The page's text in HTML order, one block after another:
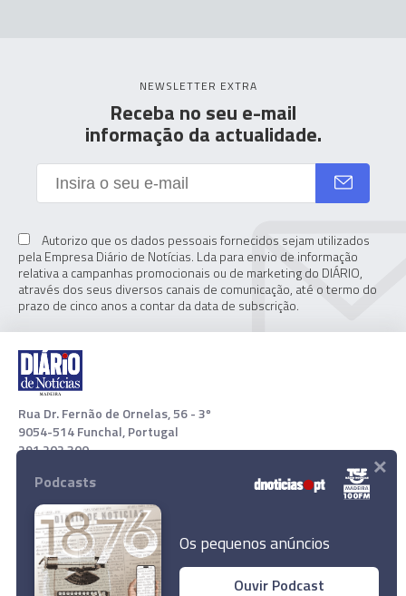
NEWSLETTER EXTRA
Receba no seu e-mail
informação da actualidade.
Autorizo que os dados pessoais fornecidos sejam utilizados
pela Empresa Diário de Notícias. Lda para envio de informação
relativa a campanhas promocionais ou de marketing do DIÁRIO,
através dos seus diversos canais de comunicação, até o termo do
prazo de cinco anos a contar da data de subscrição.
Rua Dr. Fernão de Ornelas, 56 - 3º
9054-514 Funchal, Portugal
291 202 300
Download App
Podcasts
Os pequenos anúncios
Ouvir Podcast
×